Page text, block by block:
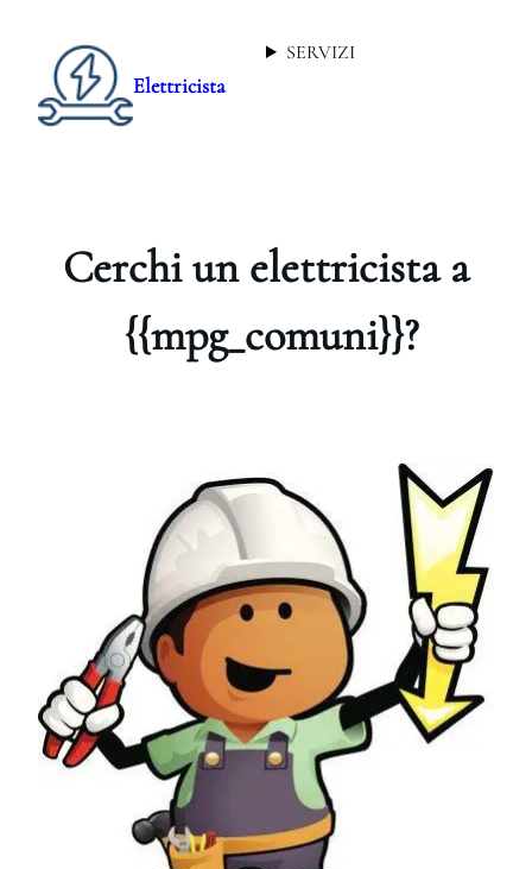
Elettricista
SERVIZI
Cerchi un elettricista a
{{mpg_comuni}}?